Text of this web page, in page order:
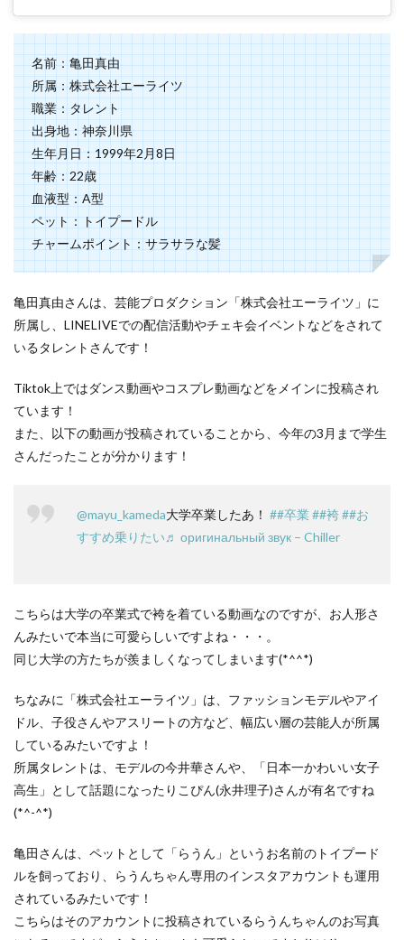
名前：亀田真由
所属：株式会社エーライツ
職業：タレント
出身地：神奈川県
生年月日：1999年2月8日
年齢：22歳
血液型：A型
ペット：トイプードル
チャームポイント：サラサラな髪
亀田真由さんは、芸能プロダクション「株式会社エーライツ」に
所属し、LINELIVEでの配信活動やチェキ会イベントなどをされて
いるタレントさんです！
Tiktok上ではダンス動画やコスプレ動画などをメインに投稿され
ています！
また、以下の動画が投稿されていることから、今年の3月まで学生
さんだったことが分かります！
@mayu_kameda大学卒業したあ！ ##卒業 ##袴 ##お
すすめ乗りたい♬ оригинальный звук – Chiller
こちらは大学の卒業式で袴を着ている動画なのですが、お人形さ
んみたいで本当に可愛らしいですよね・・・。
同じ大学の方たちが羨ましくなってしまいます(*^^*)
ちなみに「株式会社エーライツ」は、ファッションモデルやアイ
ドル、子役さんやアスリートの方など、幅広い層の芸能人が所属
しているみたいですよ！
所属タレントは、モデルの今井華さんや、「日本一かわいい女子
高生」として話題になったりこぴん(永井理子)さんが有名ですね
(*^-^*)
亀田さんは、ペットとして「らうん」というお名前のトイプード
ルを飼っており、らうんちゃん専用のインスタアカウントも運用
されているみたいです！
こちらはそのアカウントに投稿されているらうんちゃんのお写真